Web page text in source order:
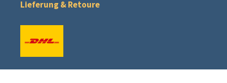
Lieferung & Retoure